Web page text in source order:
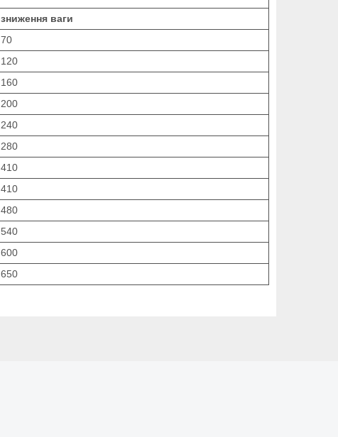
зниження ваги
70
120
160
200
240
280
410
410
480
540
600
650